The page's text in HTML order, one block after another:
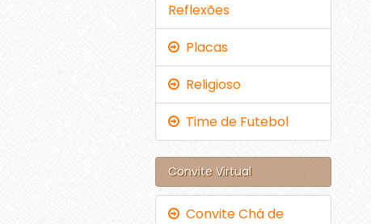
Reflexões
Placas
Religioso
Time de Futebol
Convite Virtual
Convite Chá de